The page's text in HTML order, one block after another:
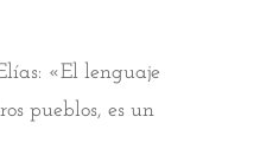
«El lenguaje
pueblos, es un